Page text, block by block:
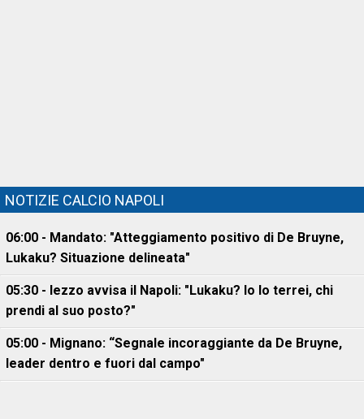
NOTIZIE CALCIO NAPOLI
06:00 - Mandato: "Atteggiamento positivo di De Bruyne,
Lukaku? Situazione delineata"
05:30 - Iezzo avvisa il Napoli: "Lukaku? Io lo terrei, chi
prendi al suo posto?"
05:00 - Mignano: “Segnale incoraggiante da De Bruyne,
leader dentro e fuori dal campo"